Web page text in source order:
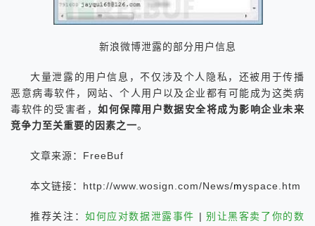
新浪微博泄露的部分用户信息
大量泄露的用户信息，不仅涉及个人隐私，还被用于传播
恶意病毒软件，网站、个人用户以及企业都有可能成为这类病
毒软件的受害者，如何保障用户数据安全将成为影响企业未来
竞争力至关重要的因素之一。
文章来源：FreeBuf
本文链接：http://www.wosign.com/News/myspace.htm
推荐关注：如何应对数据泄露事件 |别让黑客卖了你的数